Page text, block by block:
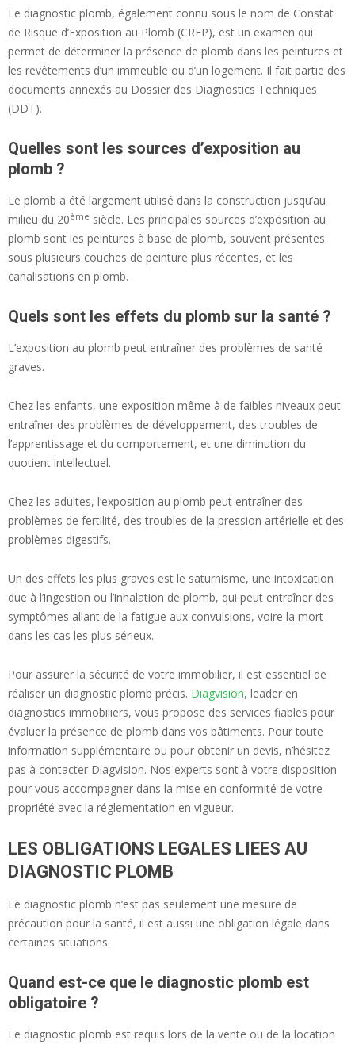
Le diagnostic plomb, également connu sous le nom de Constat
de Risque d’Exposition au Plomb (CREP), est un examen qui
permet de déterminer la présence de plomb dans les peintures et
les revêtements d’un immeuble ou d’un logement. Il fait partie des
documents annexés au Dossier des Diagnostics Techniques
(DDT).
Quelles sont les sources d’exposition au
plomb ?
Le plomb a été largement utilisé dans la construction jusqu’au
milieu du 20ème siècle. Les principales sources d’exposition au
plomb sont les peintures à base de plomb, souvent présentes
sous plusieurs couches de peinture plus récentes, et les
canalisations en plomb.
Quels sont les effets du plomb sur la santé ?
L’exposition au plomb peut entraîner des problèmes de santé
graves.
Chez les enfants, une exposition même à de faibles niveaux peut
entraîner des problèmes de développement, des troubles de
l’apprentissage et du comportement, et une diminution du
quotient intellectuel.
Chez les adultes, l’exposition au plomb peut entraîner des
problèmes de fertilité, des troubles de la pression artérielle et des
problèmes digestifs.
Un des effets les plus graves est le saturnisme, une intoxication
due à l’ingestion ou l’inhalation de plomb, qui peut entraîner des
symptômes allant de la fatigue aux convulsions, voire la mort
dans les cas les plus sérieux.
Pour assurer la sécurité de votre immobilier, il est essentiel de
réaliser un diagnostic plomb précis. Diagvision, leader en
diagnostics immobiliers, vous propose des services fiables pour
évaluer la présence de plomb dans vos bâtiments. Pour toute
information supplémentaire ou pour obtenir un devis, n’hésitez
pas à contacter Diagvision. Nos experts sont à votre disposition
pour vous accompagner dans la mise en conformité de votre
propriété avec la réglementation en vigueur.
LES OBLIGATIONS LEGALES LIEES AU
DIAGNOSTIC PLOMB
Le diagnostic plomb n’est pas seulement une mesure de
précaution pour la santé, il est aussi une obligation légale dans
certaines situations.
Quand est-ce que le diagnostic plomb est
obligatoire ?
Le diagnostic plomb est requis lors de la vente ou de la location